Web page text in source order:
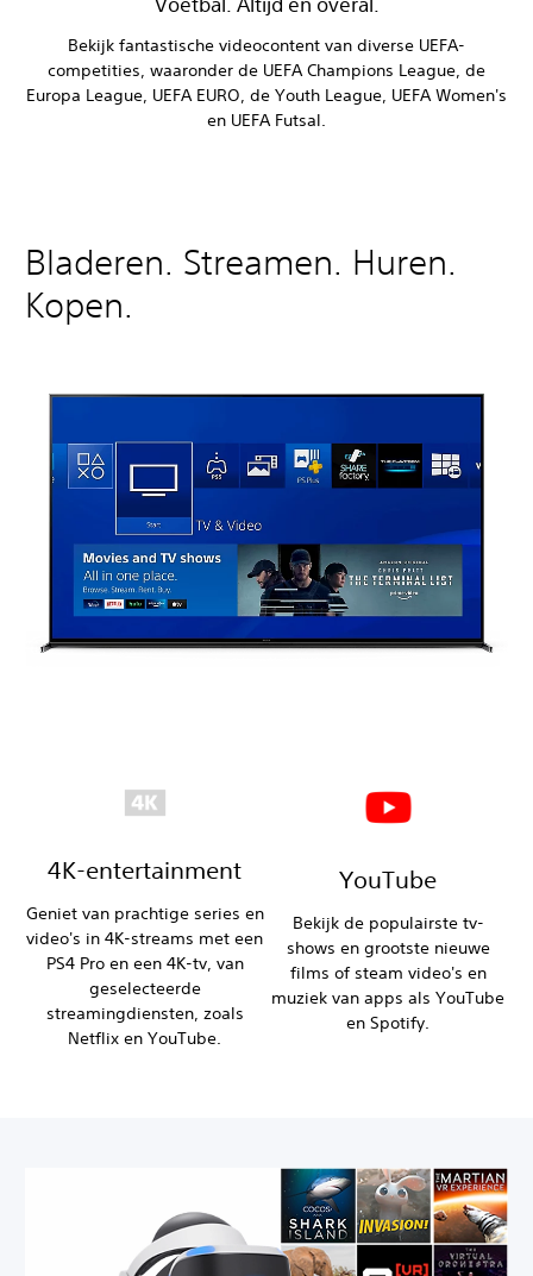
Bekijk fantastische videocontent van diverse UEFA-
competities, waaronder de UEFA Champions League, de
Europa League, UEFA EURO, de Youth League, UEFA Women's
en UEFA Futsal.
Bladeren. Streamen. Huren.
Kopen.
‎4K-entertainment
Geniet van prachtige series en
video's in 4K-streams met een
PS4 Pro en een 4K-tv, van
geselecteerde
streamingdiensten, zoals
Netflix en YouTube.
YouTube
Bekijk de populairste tv-
shows en grootste nieuwe
films of steam video's en
muziek van apps als YouTube
en Spotify.